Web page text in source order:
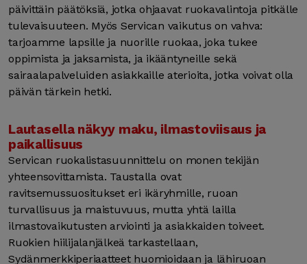
päivittäin päätöksiä, jotka ohjaavat ruokavalintoja pitkälle
tulevaisuuteen. Myös Servican vaikutus on vahva:
tarjoamme lapsille ja nuorille ruokaa, joka tukee
oppimista ja jaksamista, ja ikääntyneille sekä
sairaalapalveluiden asiakkaille aterioita, jotka voivat olla
päivän tärkein hetki.
Lautasella näkyy maku, ilmastoviisaus ja
paikallisuus
Servican ruokalistasuunnittelu on monen tekijän
yhteensovittamista. Taustalla ovat
ravitsemussuositukset eri ikäryhmille, ruoan
turvallisuus ja maistuvuus, mutta yhtä lailla
ilmastovaikutusten arviointi ja asiakkaiden toiveet.
Ruokien hiilijalanjälkeä tarkastellaan,
Sydänmerkkiperiaatteet huomioidaan ja lähiruoan